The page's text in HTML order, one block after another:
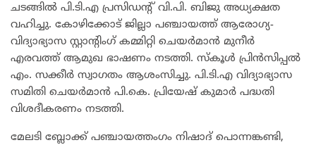
ചടങ്ങിൽ പി.ടി.എ പ്രസിഡന്റ് വി.പി. ബിജു അധ്യക്ഷത
വഹിച്ചു. കോഴിക്കോട് ജില്ലാ പഞ്ചായത്ത് ആരോഗ്യ-
വിദ്യാഭ്യാസ സ്റ്റാന്റിംഗ് കമ്മിറ്റി ചെയർമാൻ മുനീർ
എരവത്ത് ആമുഖ ഭാഷണം നടത്തി. സ്കൂൾ പ്രിൻസിപ്പൽ
എം. സക്കീർ സ്വാഗതം ആശംസിച്ചു. പി.ടി.എ വിദ്യാഭ്യാസ
സമിതി ചെയർമാൻ പി.കെ. പ്രിയേഷ് കുമാർ പദ്ധതി
വിശദീകരണം നടത്തി.
മേലടി ബ്ലോക്ക് പഞ്ചായത്തംഗം നിഷാദ് പൊന്നങ്കണ്ടി,